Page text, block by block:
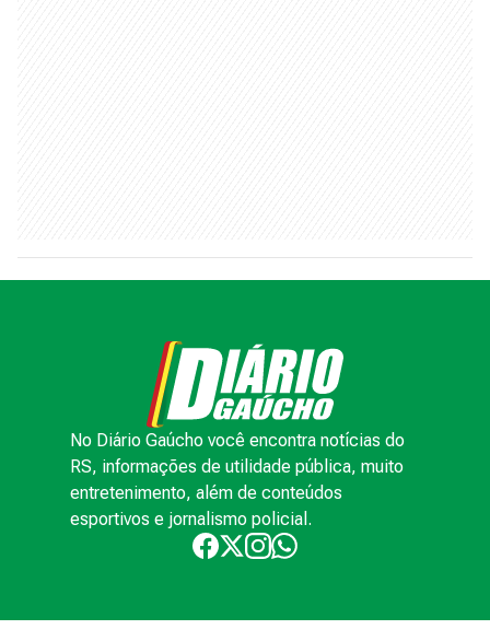
No Diário Gaúcho você encontra notícias do
RS, informações de utilidade pública, muito
entretenimento, além de conteúdos
esportivos e jornalismo policial.